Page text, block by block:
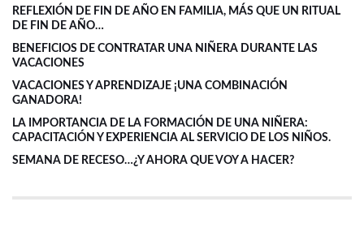
REFLEXIÓN DE FIN DE AÑO EN FAMILIA, MÁS QUE UN RITUAL
DE FIN DE AÑO…
BENEFICIOS DE CONTRATAR UNA NIÑERA DURANTE LAS
VACACIONES
VACACIONES Y APRENDIZAJE ¡UNA COMBINACIÓN
GANADORA!
LA IMPORTANCIA DE LA FORMACIÓN DE UNA NIÑERA:
CAPACITACIÓN Y EXPERIENCIA AL SERVICIO DE LOS NIÑOS.
SEMANA DE RECESO…¿Y AHORA QUE VOY A HACER?